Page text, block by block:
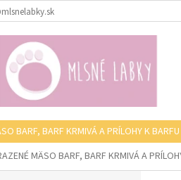
BARF, BARF KRMIVÁ A PRÍLOHY K BARFU
MÄSO BARF, BARF KRMIVÁ A